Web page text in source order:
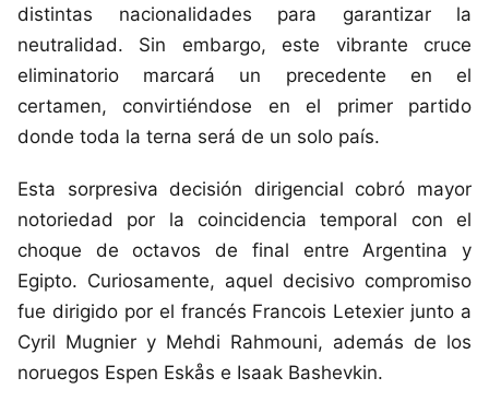
distintas nacionalidades para garantizar la
neutralidad. Sin embargo, este vibrante cruce
eliminatorio marcará un precedente en el
certamen, convirtiéndose en el primer partido
donde toda la terna será de un solo país.
Esta sorpresiva decisión dirigencial cobró mayor
notoriedad por la coincidencia temporal con el
choque de octavos de final entre Argentina y
Egipto. Curiosamente, aquel decisivo compromiso
fue dirigido por el francés Francois Letexier junto a
Cyril Mugnier y Mehdi Rahmouni, además de los
noruegos Espen Eskås e Isaak Bashevkin.